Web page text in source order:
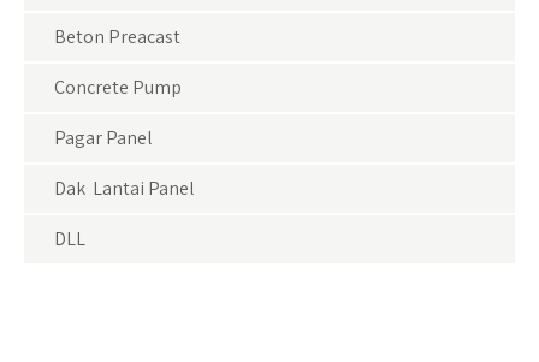
Beton Preacast
Concrete Pump
Pagar Panel
Dak Lantai Panel
DLL